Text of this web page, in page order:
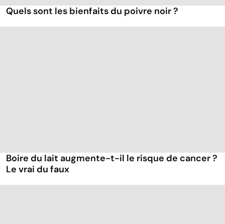
Quels sont les bienfaits du poivre noir ?
Boire du lait augmente-t-il le risque de cancer ?
Le vrai du faux